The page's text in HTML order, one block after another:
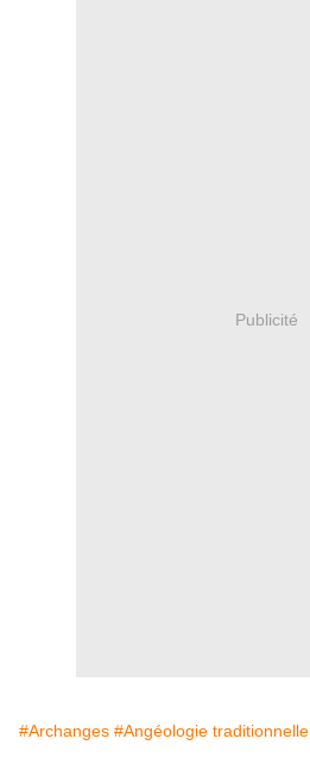
Publicité
#Archanges #Angéologie traditionnelle